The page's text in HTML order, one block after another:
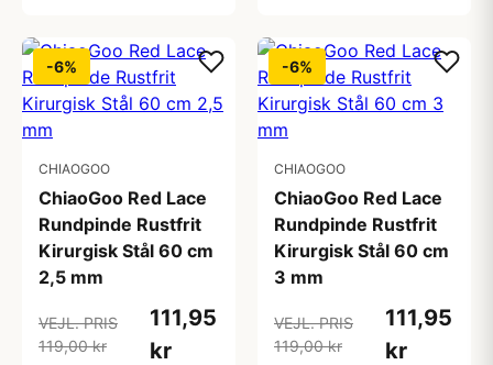
-6%
CHIAOGOO
ChiaoGoo Red Lace
Rundpinde Rustfrit
Kirurgisk Stål 60 cm
2,5 mm
VEJL. PRIS
119,00 kr
111,95
kr
-6%
CHIAOGOO
ChiaoGoo Red Lace
Rundpinde Rustfrit
Kirurgisk Stål 60 cm
3 mm
VEJL. PRIS
119,00 kr
111,95
kr